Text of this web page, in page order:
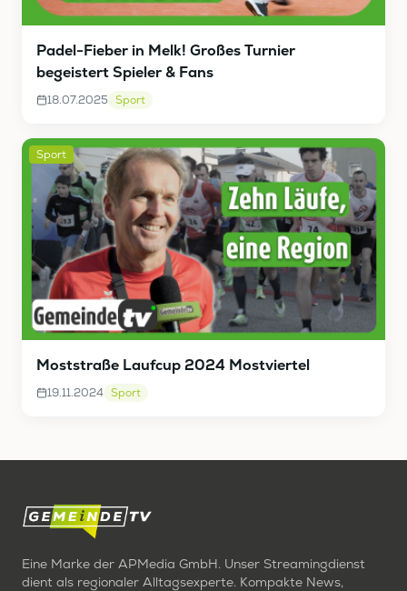
Padel-Fieber in Melk! Großes Turnier
begeistert Spieler & Fans
18.07.2025 Sport
Sport
Moststraße Laufcup 2024 Mostviertel
19.11.2024 Sport
Eine Marke der APMedia GmbH. Unser Streamingdienst
dient als regionaler Alltagsexperte. Kompakte News,